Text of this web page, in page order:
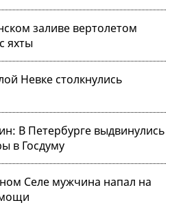
заливе вертолетом
яхты
Невке столкнулись
В Петербурге выдвинулись
в Госдуму
Селе мужчина напал на